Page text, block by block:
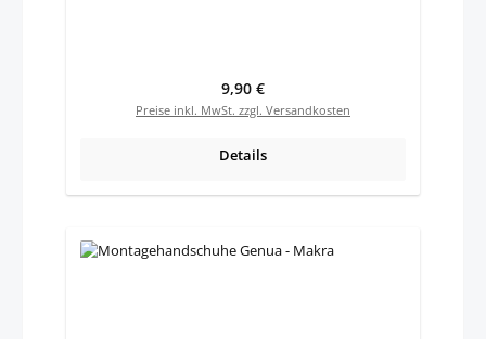
Regulärer Preis:
9,90 €
Preise inkl. MwSt. zzgl. Versandkosten
Details